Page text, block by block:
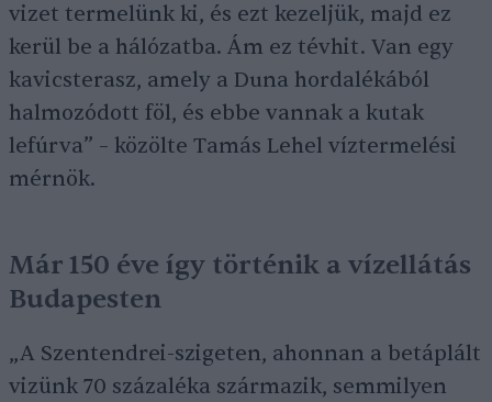
vizet termelünk ki, és ezt kezeljük, majd ez
kerül be a hálózatba. Ám ez tévhit. Van egy
kavicsterasz, amely a Duna hordalékából
halmozódott föl, és ebbe vannak a kutak
lefúrva” – közölte Tamás Lehel víztermelési
mérnök.
Már 150 éve így történik a vízellátás
Budapesten
„A Szentendrei-szigeten, ahonnan a betáplált
vizünk 70 százaléka származik, semmilyen